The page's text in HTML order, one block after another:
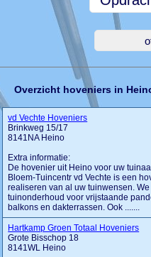
Overzicht hoveniers in
vd Vechte Hoveniers
Brinkweg 15/17
8141NA Heino
Extra informatie:
De hovenier uit Heino voor uw
Bloem-Tuincentr vd Vechte is een
realiseren van al uw tuinwensen.
tuinonderhoud voor vrijstaande
balkons en dakterrassen. Ook .......
Hartkamp Groen Totaal Hoveniers
Grote Bisschop 18
8141WL Heino